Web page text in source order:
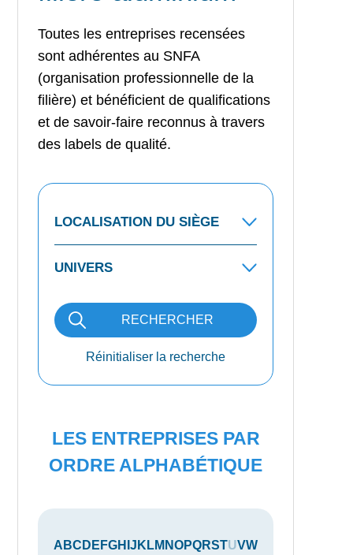
Toutes les entreprises recensées
sont adhérentes au SNFA
(organisation professionnelle de la
filière) et bénéficient de qualifications
et de savoir-faire reconnus à travers
des labels de qualité.
RECHERCHER
Réinitialiser la recherche
LES ENTREPRISES PAR
ORDRE ALPHABÉTIQUE
A BC D E FGH IJ K LM NOPQRSTUVW